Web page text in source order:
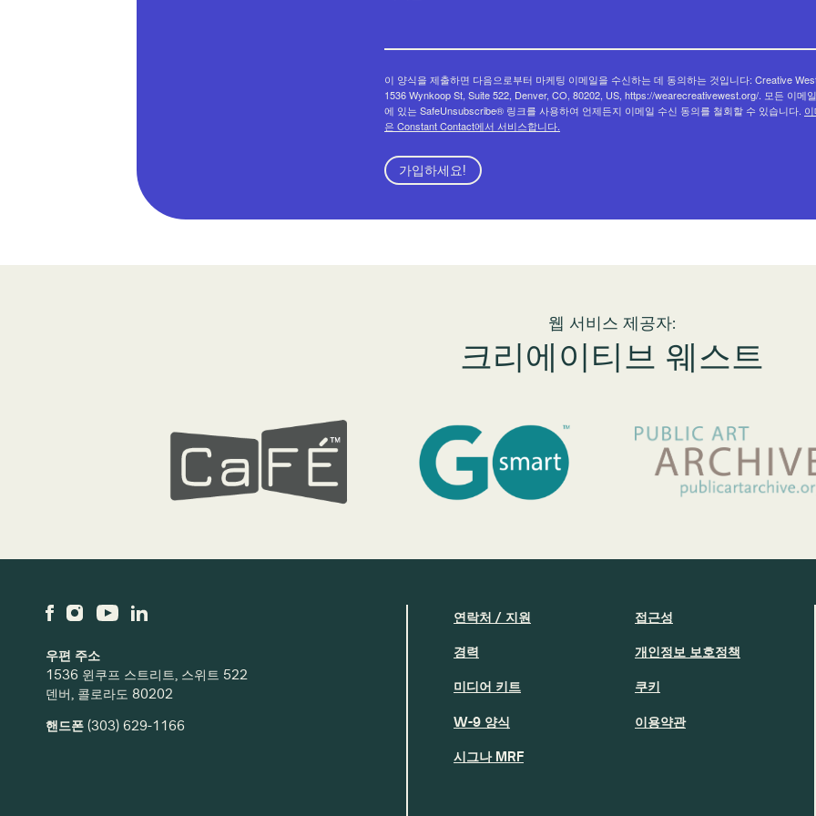
이 양식을 제출하면 다음으로부터 마케팅 이메일을 수신하는 데 동의하는 것입니다: Creative
1536 Wynkoop St, Suite 522, Denver, CO, 80202, US, https://wearecreativewest.org/. 모든 이메
에 있는 SafeUnsubscribe® 링크를 사용하여 언제든지 이메일 수신 동의를 철회할 수 있습니다.
은 Constant Contact에서 서비스합니다.
가입하세요!
웹 서비스 제공자:
크리에이티브 웨스트
우편 주소
1536 윈쿠프 스트리트, 스위트 522
덴버, 콜로라도 80202
핸드폰 (303) 629-1166
연락처 / 지원
경력
미디어 키트
W-9 양식
시그나 MRF
접근성
개인정보 보호정책
쿠키
이용약관